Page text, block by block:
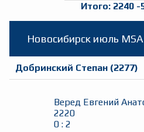
Итого: 2240 -
Новосибирск июль MSA
Добринский Степан (2277)
Веред Евгений
2220
0 : 2